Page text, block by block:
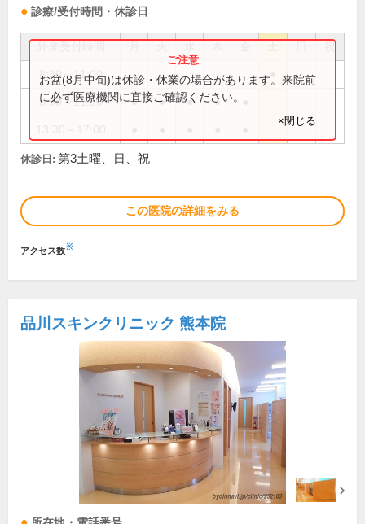
診療/受付時間・休診日
祝
8:30～11:00
8:30～11:30 ● ● ● ●
お盆(8月中旬)は休診・休業の場合があります。来院前
に必ず医療機関に直接ご確認ください。
×閉じる
休診日: 第3土曜、日、祝
この医院の詳細をみる
アクセス数※
品川スキンクリニック 熊本院